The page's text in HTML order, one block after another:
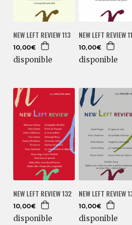
NEW LEFT REVIEW 113
10,00€
disponible
NEW LEFT REVIEW
10,00€
disponible
NEW LEFT REVIEW 132
10,00€
disponible
NEW LEFT REVIEW
10,00€
disponible